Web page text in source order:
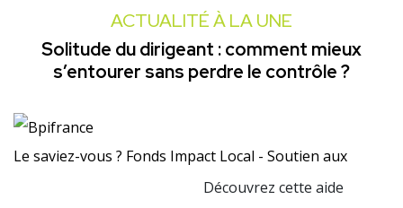
ACTUALITÉ À LA UNE
Solitude du dirigeant : comment mieux
s’entourer sans perdre le contrôle ?
Le saviez-vous ? Fonds Impact Local - Soutien aux
Découvrez cette aide